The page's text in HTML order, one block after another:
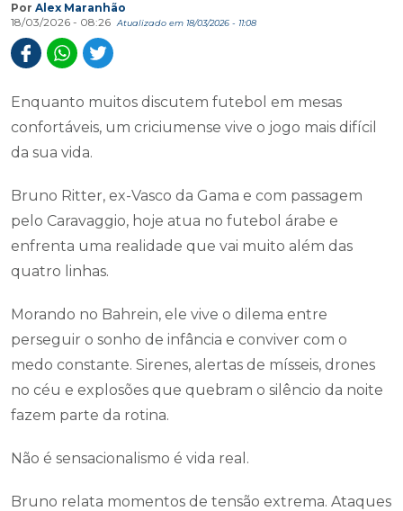
Por Alex Maranhão
18/03/2026 - 08:26
Atualizado em 18/03/2026 - 11:08
Enquanto muitos discutem futebol em mesas
confortáveis, um criciumense vive o jogo mais difícil
da sua vida.
Bruno Ritter, ex-Vasco da Gama e com passagem
pelo Caravaggio, hoje atua no futebol árabe e
enfrenta uma realidade que vai muito além das
quatro linhas.
Morando no Bahrein, ele vive o dilema entre
perseguir o sonho de infância e conviver com o
medo constante. Sirenes, alertas de mísseis, drones
no céu e explosões que quebram o silêncio da noite
fazem parte da rotina.
Não é sensacionalismo é vida real.
Bruno relata momentos de tensão extrema. Ataques